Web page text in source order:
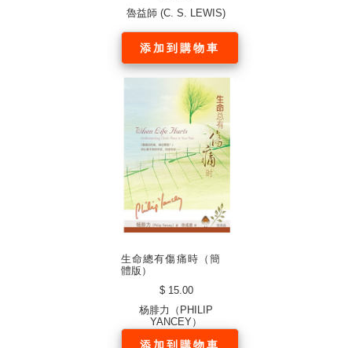
魯益師 (C. S. LEWIS)
添加到購物車
生命總有傷痛時（簡
體版）
$ 15.00
杨腓力（PHILIP
YANCEY）
添加到購物車